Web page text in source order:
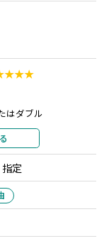
はダブル
定